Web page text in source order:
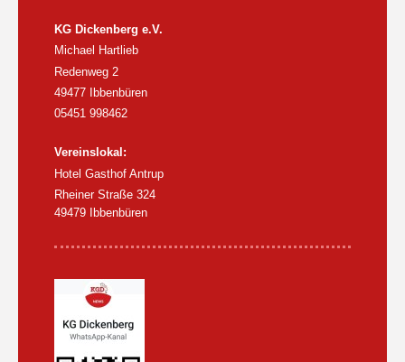
KG Dickenberg e.V.
Michael Hartlieb
Redenweg 2
49477 Ibbenbüren
05451 998462
Vereinslokal:
Hotel Gasthof Antrup
Rheiner Straße 324
49479 Ibbenbüren